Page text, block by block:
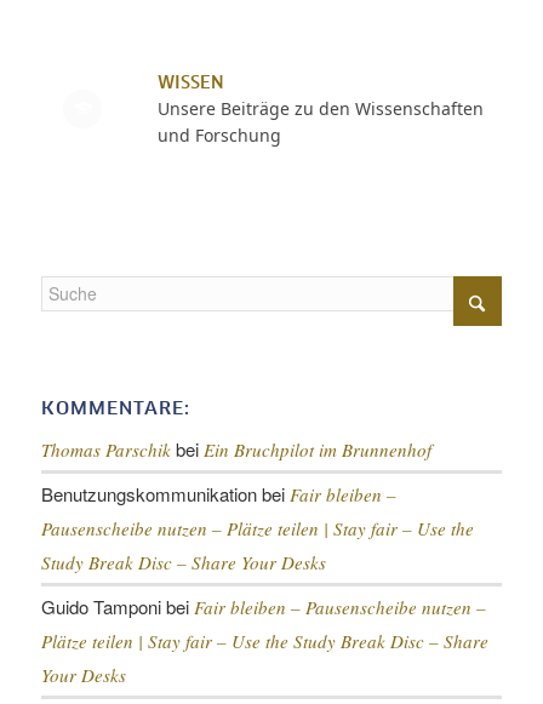
WISSEN
Unsere Beiträge zu den Wissenschaften
und Forschung
KOMMENTARE:
Thomas Parschikbei Ein Bruchpilot im Brunnenhof
Benutzungskommunikationbei Fair bleiben –
Pausenscheibe nutzen – Plätze teilen | Stay fair – Use the
Study Break Disc – Share Your Desks
Guido Tamponibei Fair bleiben – Pausenscheibe nutzen –
Plätze teilen | Stay fair – Use the Study Break Disc – Share
Your Desks